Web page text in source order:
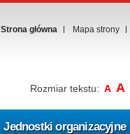
Strona główna Mapa strony
Rozmiar tekstu: A A
Jednostki organizacyjne